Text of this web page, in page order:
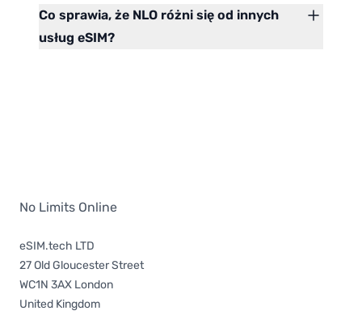
Co sprawia, że NLO różni się od innych
usług eSIM?
No Limits Online
eSIM.tech LTD
27 Old Gloucester Street
WC1N 3AX London
United Kingdom